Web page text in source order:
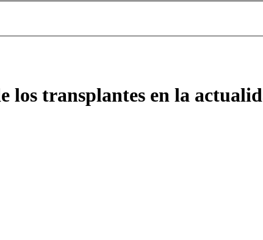
los transplantes en la